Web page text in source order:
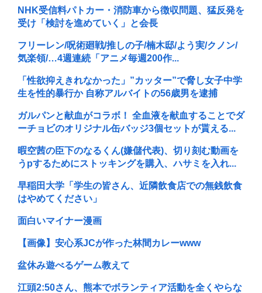
NHK受信料パトカー・消防車から徴収問題、猛反発を
受け「検討を進めていく」と会長
フリーレン/呪術廻戦/推しの子/楠木邸/よう実/クノン/
気楽領/…4週連続「アニメ毎週200作...
「性欲抑えきれなかった」”カッター”で脅し女子中学
生を性的暴行か 自称アルバイトの56歳男を逮捕
ガルパンと献血がコラボ！ 全血液を献血することでダ
ーチョビのオリジナル缶バッジ3個セットが貰える...
暇空茜の臣下のなるくん(嫌儲代表)、切り刻む動画を
うpするためにストッキングを購入、ハサミを入れ...
早稲田大学「学生の皆さん、近隣飲食店での無銭飲食
はやめてください」
面白いマイナー漫画
【画像】安心系JCが作った林間カレーwww
盆休み遊べるゲーム教えて
江頭2:50さん、熊本でボランティア活動を全くやらな